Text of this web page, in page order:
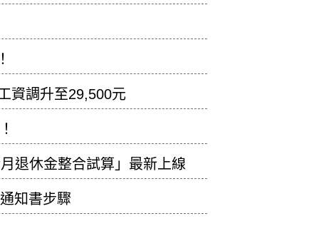
資調升至29,500元
退休金整合試算」最新上線
知書步驟